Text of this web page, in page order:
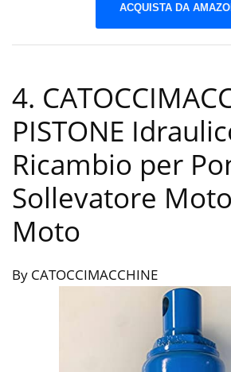
ACQUISTA DA
4.
PISTONE
Ricambio per
Sollevatore Moto
Moto
By CATOCCIMACCHINE